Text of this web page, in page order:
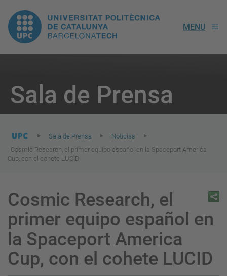
UPC.
Universitat
de
Catalunya
MENU
Sala de Prensa
here:
Sala de Prensa
Noticias
Cosmic Research, el primer equipo español en la Spaceport America
Cup, con el cohete LUCID
Cosmic Research, el
primer equipo español en
la Spaceport America
Cup, con el cohete LUCID